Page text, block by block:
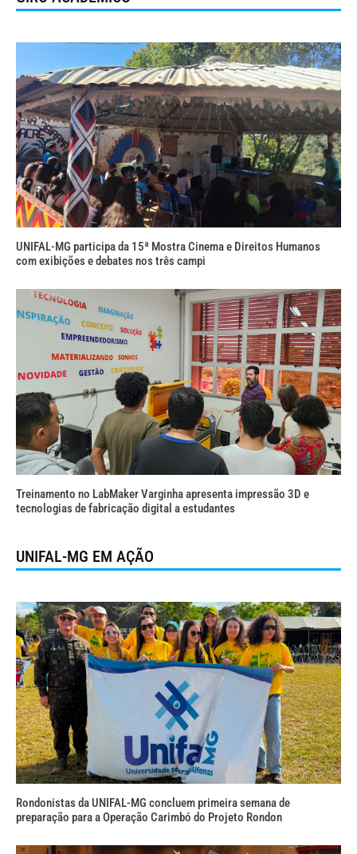
UNIFAL-MG participa da 15ª Mostra Cinema e Direitos Humanos
com exibições e debates nos três campi
Treinamento no LabMaker Varginha apresenta impressão 3D e
tecnologias de fabricação digital a estudantes
UNIFAL-MG EM AÇÃO
Rondonistas da UNIFAL-MG concluem primeira semana de
preparação para a Operação Carimbó do Projeto Rondon